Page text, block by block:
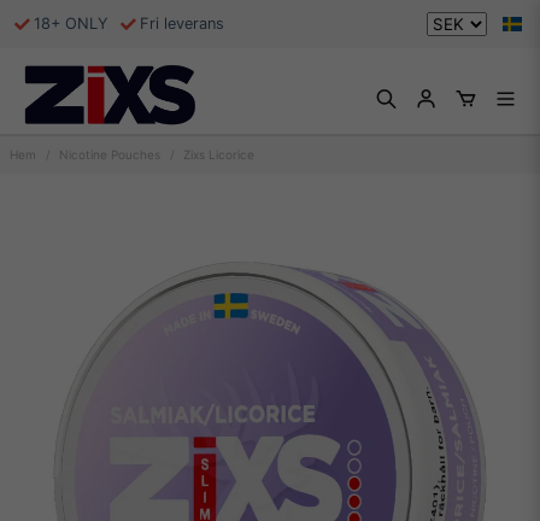
18+ ONLY Fri leverans
Hem Nicotine Pouches Zixs Licorice